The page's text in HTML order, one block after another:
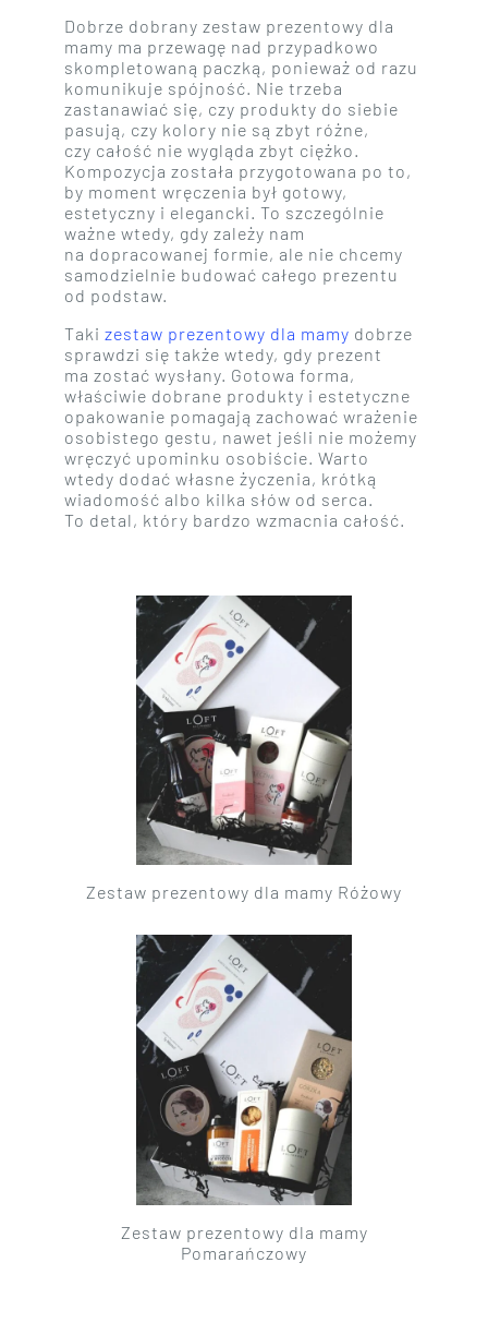
Dobrze dobrany zestaw prezentowy dla
mamy ma przewagę nad przypadkowo
skompletowaną paczką, ponieważ od razu
komunikuje spójność. Nie trzeba
zastanawiać się, czy produkty do siebie
pasują, czy kolory nie są zbyt różne,
czy całość nie wygląda zbyt ciężko.
Kompozycja została przygotowana po to,
by moment wręczenia był gotowy,
estetyczny i elegancki. To szczególnie
ważne wtedy, gdy zależy nam
na dopracowanej formie, ale nie chcemy
samodzielnie budować całego prezentu
od podstaw.
Takizestaw prezentowy dla mamy dobrze
sprawdzi się także wtedy, gdy prezent
ma zostać wysłany. Gotowa forma,
właściwie dobrane produkty i estetyczne
opakowanie pomagają zachować wrażenie
osobistego gestu, nawet jeśli nie możemy
wręczyć upominku osobiście. Warto
wtedy dodać własne życzenia, krótką
wiadomość albo kilka słów od serca.
To detal, który bardzo wzmacnia całość.
Zestaw prezentowy dla mamy Różowy
Zestaw prezentowy dla mamy
Pomarańczowy